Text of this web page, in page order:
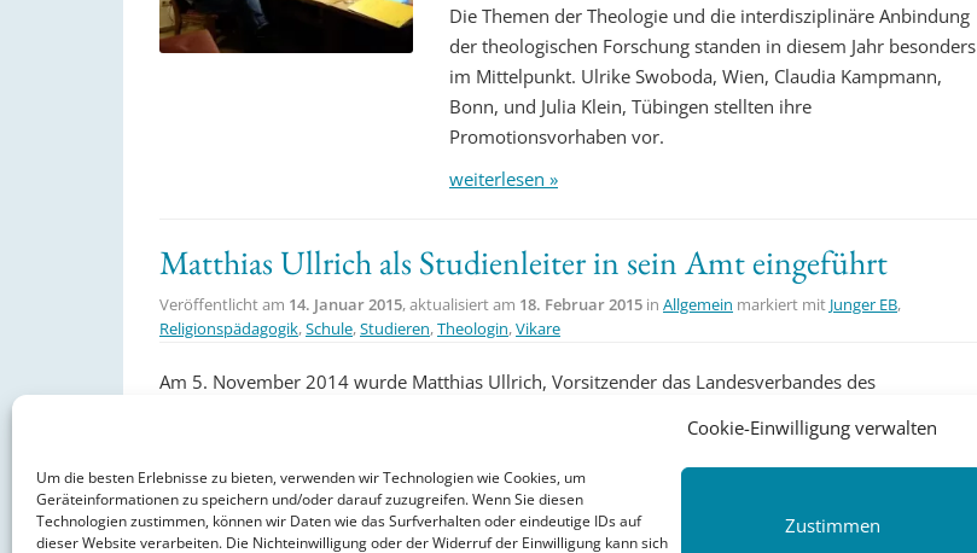
Cookie-Einwilligung verwalten
Um die besten Erlebnisse zu bieten, verwenden wir Technologien wie Cookies, um
Geräteinformationen zu speichern und/oder darauf zuzugreifen. Wenn Sie diesen
Technologien zustimmen, können wir Daten wie das Surfverhalten oder eindeutige IDs auf
dieser Website verarbeiten. Die Nichteinwilligung oder der Widerruf der Einwilligung kann sich
Zustimmen
Die Themen der Theologie und die interdisziplinäre Anbindung
der theologischen Forschung standen in diesem Jahr besonders
im Mittelpunkt. Ulrike Swoboda, Wien, Claudia Kampmann,
Bonn, und Julia Klein, Tübingen stellten ihre
Promotionsvorhaben vor.
weiterlesen »
Matthias Ullrich als Studienleiter in sein Amt eingeführt
Veröffentlicht am 14. Januar 2015, aktualisiert am 18. Februar 2015 in Allgemein markiert mit Junger EB,
Religionspädagogik,Schule,Studieren,Theologin,Vikare
Am 5. November 2014 wurde Matthias Ullrich, Vorsitzender das Landesverbandes des
als neuer Studienleiter des Religionspädagogischen Instituts eingeführt.
weiterlesen »